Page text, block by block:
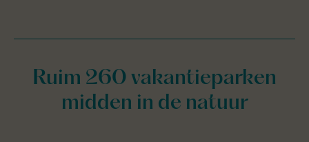
Ruim 260 vakantieparken
midden in de natuur